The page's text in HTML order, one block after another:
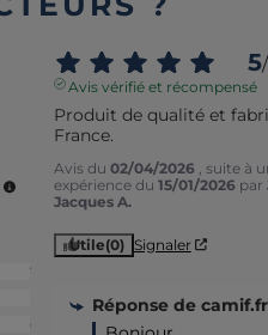
17
0
5/
Avis vérifié et récompensé
Produit de qualité et
France.
Avis du 02/04/2026
, suite à
expérience du 15/01/2026 par
Jacques A.
Utile(0) Signaler
Réponse de camif.fr